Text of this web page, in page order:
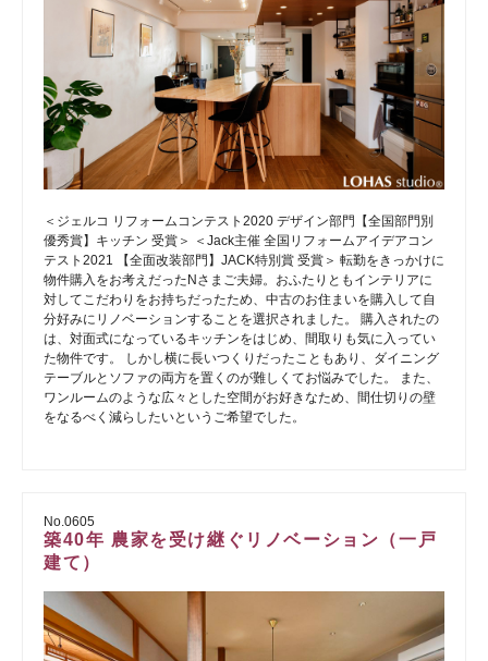
＜ジェルコ リフォームコンテスト2020 デザイン部門【全国部門別
優秀賞】キッチン 受賞＞ ＜Jack主催 全国リフォームアイデアコン
テスト2021 【全面改装部門】JACK特別賞 受賞＞ 転勤をきっかけに
物件購入をお考えだったNさまご夫婦。おふたりともインテリアに
対してこだわりをお持ちだったため、中古のお住まいを購入して自
分好みにリノベーションすることを選択されました。 購入されたの
は、対面式になっているキッチンをはじめ、間取りも気に入ってい
た物件です。 しかし横に長いつくりだったこともあり、ダイニング
テーブルとソファの両方を置くのが難しくてお悩みでした。 また、
ワンルームのような広々とした空間がお好きなため、間仕切りの壁
をなるべく減らしたいというご希望でした。
No.0605
築40年 農家を受け継ぐリノベーション（一戸
建て）